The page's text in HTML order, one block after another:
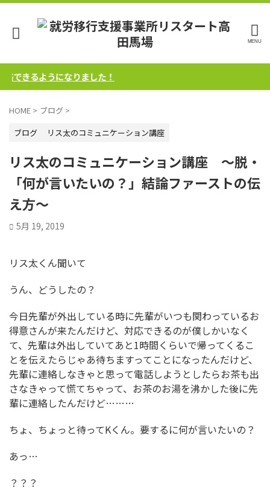
るようになりました！
HOME > ブログ >
ブログ
リス太のコミュニケーション講座
リス太のコミュニケーション講座 ～脱・
「何が言いたいの？」結論ファーストの伝
え方～
5月 19, 2019
リス太くん聞いて
うん、どうしたの？
今日先輩が外出している時に先輩がいつも関わっているお
得意さんが来たんだけど、対応できるのが僕しかいなく
て、先輩は外出していてあと1時間くらいで帰ってくるこ
とを伝えたらじゃあ待ちますってことになったんだけど、
先輩に連絡しなきゃと思って電話しようとしたらお茶も出
さなきゃって慌てちゃって、お茶のお湯を沸かした後に先
輩に連絡したんだけど………
ちょ、ちょっと待ってKくん。要するに何が言いたいの？
あっ…
？？？